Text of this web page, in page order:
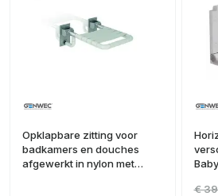
Opklapbare zitting voor
badkamers en douches
afgewerkt in nylon met
€